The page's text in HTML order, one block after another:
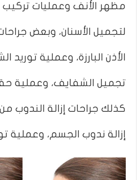
مظهر الأنف وعمليات تركيب
لتجميل الأسنان، وبعض
الأذن البارزة، وعملية
تجميل الشفايف، وعملية
كذلك جراحات إزالة الندوب
إزالة ندوب الجسم، وعملية